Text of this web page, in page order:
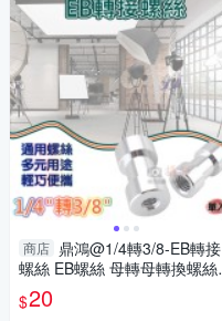
商店 鼎鴻@1/4轉3/8-EB轉接
螺絲 EB螺絲 母轉母轉換螺絲
四分之一 八分之三 雙母頭燈架
攝影燈螺絲
$20